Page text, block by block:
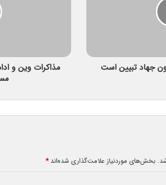
جهاد تبیین است
مذاکرات وین و
بخش‌های موردنیاز علامت‌گذاری شده‌اند*